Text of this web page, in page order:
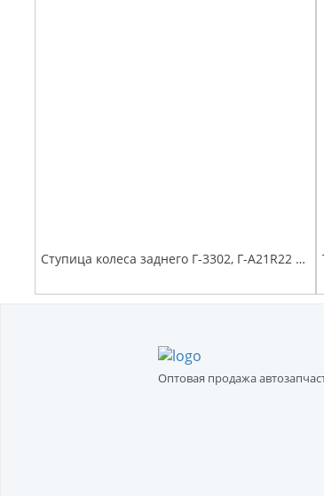
Ступица колеса заднего Г-3302, Г-А21R22 Г-ль Next с подшипниками и шпильками
Оптовая продажа